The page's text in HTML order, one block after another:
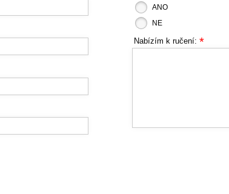
ANO
NE
Nabízím k ručení: *